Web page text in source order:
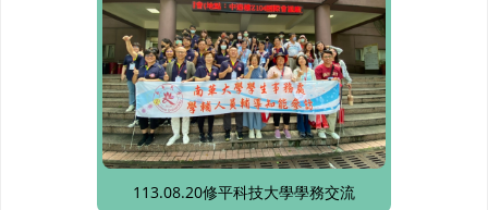
113.08.20修平科技大學學務交流